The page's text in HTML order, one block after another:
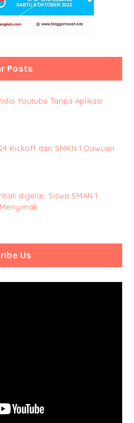
Posts
Youtube Tanpa Aplikasi
Kickoff dari SMKN 1 Dawuan
digelar, Siswa SMAN 1
Us